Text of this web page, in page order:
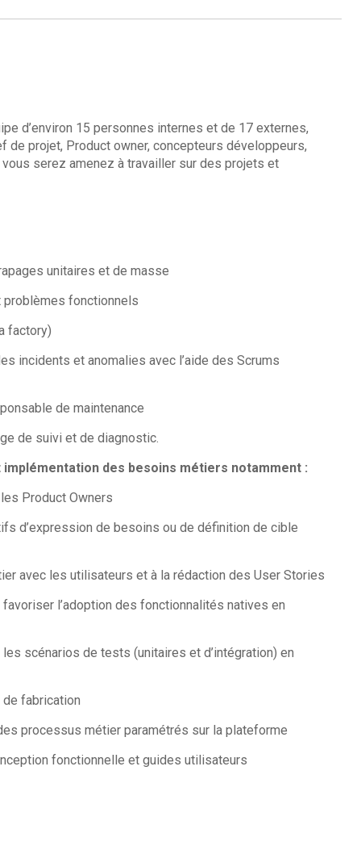
d’environ 15 personnes internes et de 17 externes,
projet, Product owner, concepteurs développeurs,
serez amenez à travailler sur des projets et
unitaires et de masse
fonctionnels
et anomalies avec l’aide des Scrums
de maintenance
de suivi et de diagnostic.
des besoins métiers notamment :
Product Owners
de besoins ou de définition de cible
les utilisateurs et à la rédaction des User Stories
l’adoption des fonctionnalités natives en
de tests (unitaires et d’intégration) en
fabrication
métier paramétrés sur la plateforme
fonctionnelle et guides utilisateurs